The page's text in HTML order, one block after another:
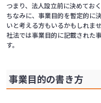
つまり、法人設立前に決めてお
ちなみに、事業目的を暫定的に
いと考える方もいるかもしれま
社法では事業目的に記載された
す。
事業目的の書き方